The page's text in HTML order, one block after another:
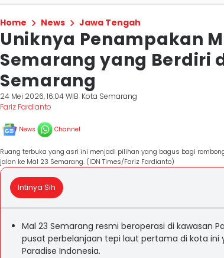
Home News Jawa Tengah
Uniknya Penampakan
Semarang yang Berdiri
Semarang
24 Mei 2026, 16:04 WIB Kota Semarang
Fariz Fardianto
News Channel
Ruang terbuka yang asri ini menjadi pilihan yang bagus bagi
jalan ke Mal 23 Semarang. (IDN Times/Fariz Fardianto)
Intinya Sih
Mal 23 Semarang resmi beroperasi di kawasan
pusat perbelanjaan tepi laut pertama di kota ini
Paradise Indonesia.